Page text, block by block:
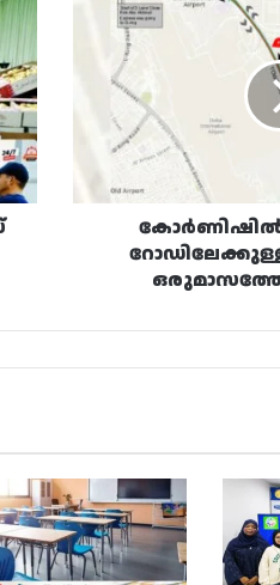
റോഡിലേക്കുള്ള
പാതകൾ
ഒരുമാസത്തേക്ക്
അടച്ചിട്ടു
കോർണിഷിൽ